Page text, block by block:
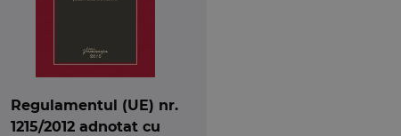
Regulamentul (UE) nr.
1215/2012 adnotat cu